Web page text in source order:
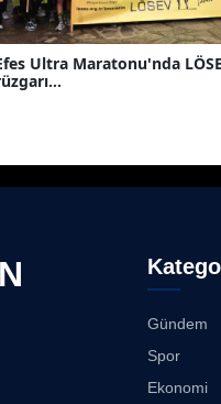
Ultra Maratonu'nda
Gündem
Spor
Ekonomi